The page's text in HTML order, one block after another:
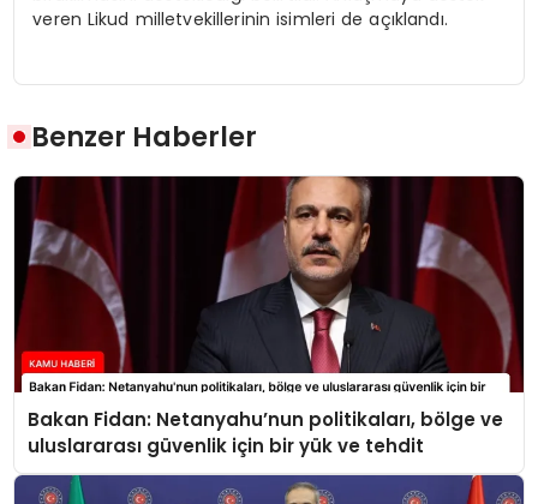
veren Likud milletvekillerinin isimleri de açıklandı.
Benzer Haberler
Bakan Fidan: Netanyahu’nun politikaları, bölge ve
uluslararası güvenlik için bir yük ve tehdit